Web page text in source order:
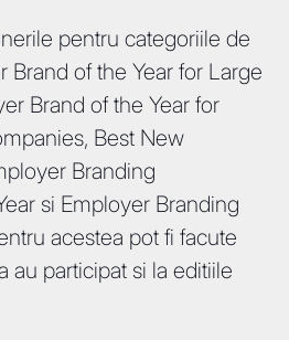
pentru categoriile de
of the Year for Large
Brand of the Year for
Best New
Branding
si Employer Branding
acestea pot fi facute
au participat si la editiile